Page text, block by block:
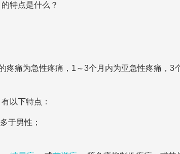
特点是什么？
疼痛为急性疼痛，1～3个月内为亚急性疼痛，
以下特点：
于男性；